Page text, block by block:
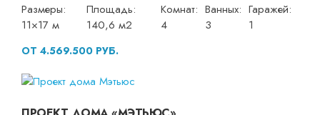
Размеры:
11×17 м
Площадь:
140,6 м2
Комнат:
4
Ванных:
3
Гаражей:
1
ОТ 4.569.500 РУБ.